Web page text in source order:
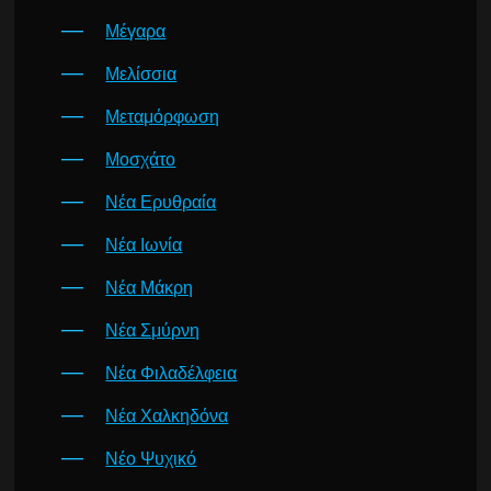
Μέγαρα
Μελίσσια
Μεταμόρφωση
Μοσχάτο
Νέα Ερυθραία
Νέα Ιωνία
Νέα Μάκρη
Νέα Σμύρνη
Νέα Φιλαδέλφεια
Νέα Χαλκηδόνα
Νέο Ψυχικό